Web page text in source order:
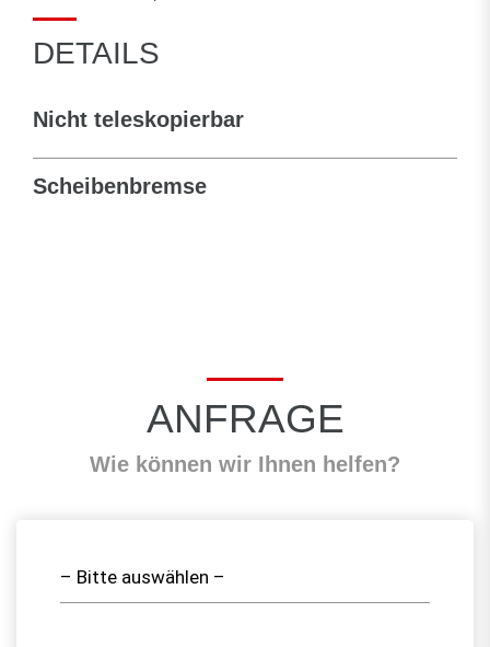
DETAILS
Nicht teleskopierbar
Scheibenbremse
ANFRAGE
Wie können wir Ihnen helfen?